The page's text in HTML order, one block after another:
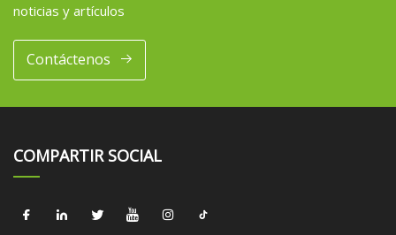
noticias y artículos
Contáctenos
COMPARTIR SOCIAL